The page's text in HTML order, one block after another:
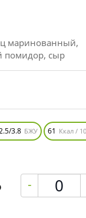
маринованный,
помидор, сыр
3.8 БЖУ 61 Ккал /
-